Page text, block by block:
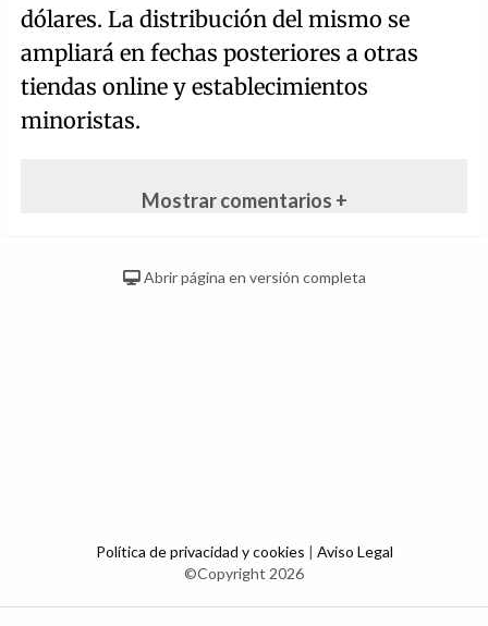
dólares. La distribución del mismo se
ampliará en fechas posteriores a otras
tiendas online y establecimientos
minoristas.
Mostrar comentarios +
Abrir página en versión completa
Política de privacidad y cookies | Aviso Legal
©Copyright 2026